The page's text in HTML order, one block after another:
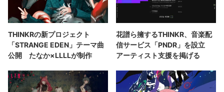
THINKRの新プロジェクト
「STRANGE EDEN」テーマ曲
公開 たなか×LLLLが制作
花譜ら擁するTHINKR、音楽配
信サービス「PNDR」を設立
アーティスト支援を掲げる